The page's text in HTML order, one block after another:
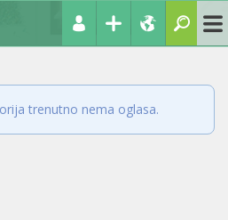
trenutno nema oglasa.